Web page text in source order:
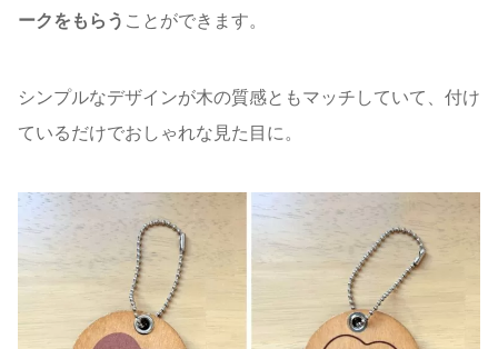
ークをもらう ことができます。
シンプルなデザインが木の質感ともマッチしていて、付け
ているだけでおしゃれな見た目に。